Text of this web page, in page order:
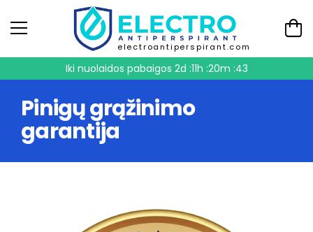
electroantiperspirant.com
Iki nuolaidos pabaigos 2d :11h :20m :42
Pinigų grąžinimo
garantija